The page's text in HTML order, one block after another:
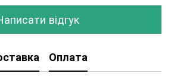
відгук
Оплата